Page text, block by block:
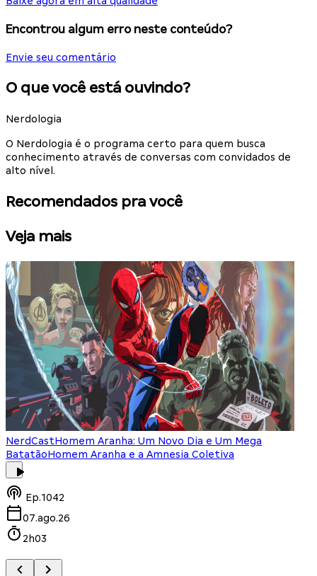
Encontrou algum erro neste conteúdo?
Envie seu comentário
O que você está ouvindo?
Nerdologia
O Nerdologia é o programa certo para quem busca
conhecimento através de conversas com convidados de
alto nível.
Recomendados pra você
Veja mais
NerdCastHomem Aranha: Um Novo Dia e Um Mega
BatatãoHomem Aranha e a Amnesia Coletiva
Ep.1042
07.ago.26
2h03